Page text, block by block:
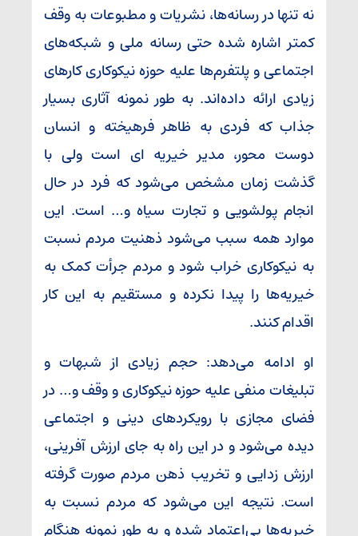
نه تنها در رسانه‌ها، نشریات و مطبوعات به وقف
کمتر اشاره شده حتی رسانه ملی و شبکه‌های
اجتماعی و پلتفرم‌ها علیه حوزه نیکوکاری کارهای
زیادی ارائه داده‌اند. به طور نمونه آثاری بسیار
جذاب که فردی به ظاهر فرهیخته و انسان
دوست محور، مدیر خیریه ای است ولی با
گذشت زمان مشخص می‌شود که فرد در حال
انجام پولشویی و تجارت سیاه و… است. این
موارد همه سبب می‌شود ذهنیت مردم نسبت
به نیکوکاری خراب شود و مردم جرأت کمک به
خیریه‌ها را پیدا نکرده و مستقیم به این کار
اقدام کنند.
او ادامه می‌دهد: حجم زیادی از شبهات و
تبلیغات منفی علیه حوزه نیکوکاری و وقف و… در
فضای مجازی با رویکردهای دینی و اجتماعی
دیده می‌شود و در این راه به جای ارزش آفرینی،
ارزش زدایی و تخریب ذهن مردم صورت گرفته
است. نتیجه این می‌شود که مردم نسبت به
خیریه‌ها بی‌اعتماد شده و به طور نمونه هنگام